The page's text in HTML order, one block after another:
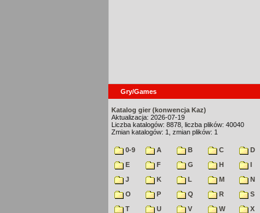
Gry/Games
Katalog gier (konwencja Kaz)
Aktualizacja: 2026-07-19
Liczba katalogów: 8878, liczba plików: 40040
Zmian katalogów: 1, zmian plików: 1
0-9 A B C
D
E
F G H
I
J
K L M
N
O
P Q R
S
T
U V W
X